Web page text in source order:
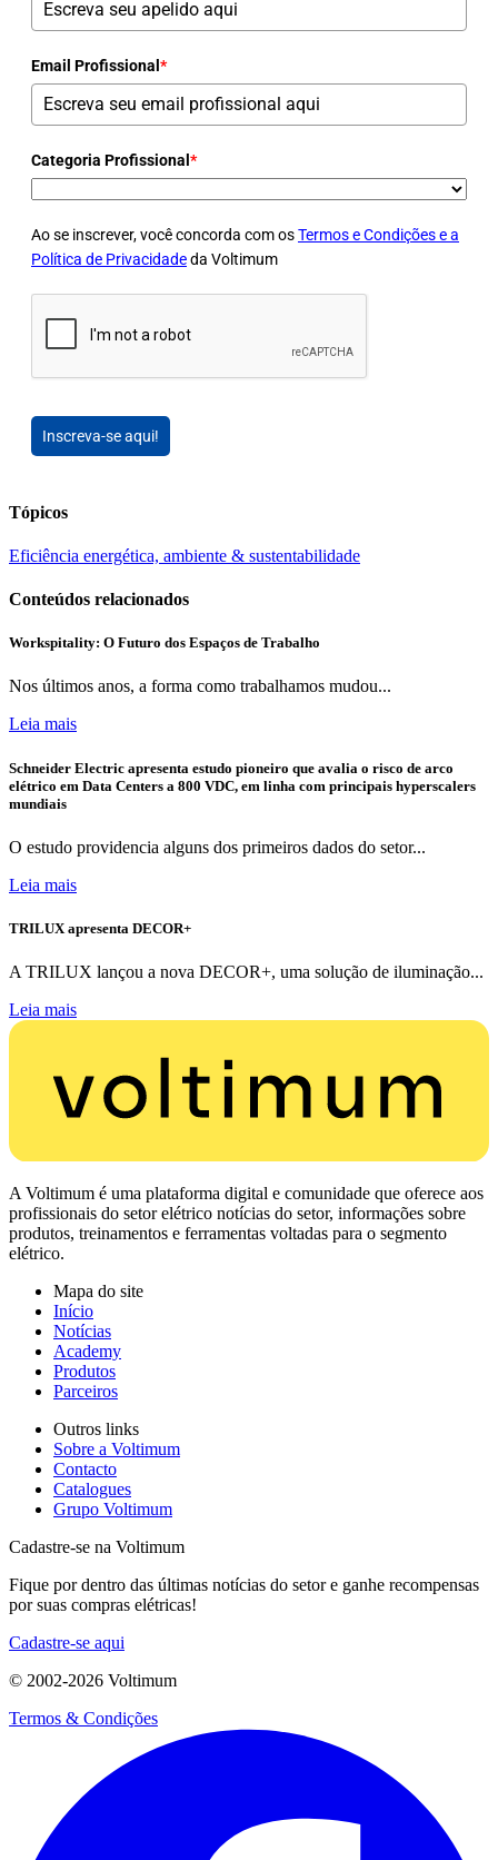
Email Profissional *
Categoria Profissional *
Ao se inscrever, você concorda com osTermos e Condições e a
Política de Privacidadeda Voltimum
Inscreva-se aqui!
Tópicos
Eficiência energética, ambiente & sustentabilidade
Conteúdos relacionados
Workspitality: O Futuro dos Espaços de Trabalho
Nos últimos anos, a forma como trabalhamos mudou...
Leia mais
Schneider Electric apresenta estudo pioneiro que avalia o risco de arco
elétrico em Data Centers a 800 VDC, em linha com principais hyperscalers
mundiais
O estudo providencia alguns dos primeiros dados do setor...
Leia mais
TRILUX apresenta DECOR+
A TRILUX lançou a nova DECOR+, uma solução de iluminação...
Leia mais
A Voltimum é uma plataforma digital e comunidade que oferece aos
profissionais do setor elétrico notícias do setor, informações sobre
produtos, treinamentos e ferramentas voltadas para o segmento
elétrico.
Mapa do site
Início
Notícias
Academy
Produtos
Parceiros
Outros links
Sobre a Voltimum
Contacto
Catalogues
Grupo Voltimum
Cadastre-se na Voltimum
Fique por dentro das últimas notícias do setor e ganhe recompensas
por suas compras elétricas!
Cadastre-se aqui
© 2002-2026 Voltimum
Termos & Condições